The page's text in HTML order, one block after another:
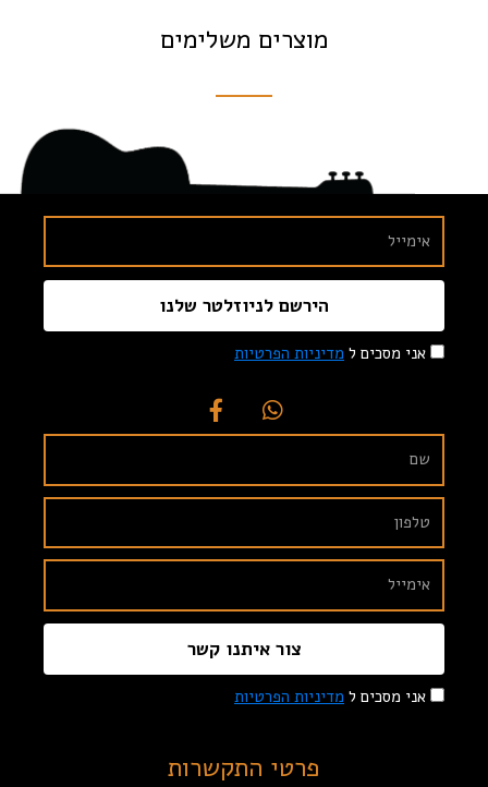
מוצרים משלימים
אני מסכים ל מדיניות הפרטיות
הירשם לניוזלטר שלנו
אני מסכים ל מדיניות הפרטיות
צור איתנו קשר
פרטי התקשרות